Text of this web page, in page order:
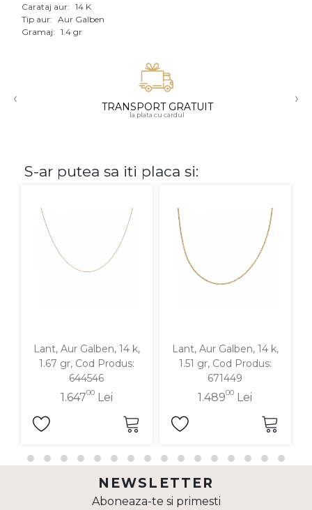
Aur mixt
18K
Cu pietre
Diamante
Carataj aur: 14 K
Tip aur: Aur Galben
Gramaj: 1.4 gr
‹ TRANSPORT GRATUIT
la plata cu cardul
›
S-ar putea sa iti placa si:
Lant, Aur Galben, 14 k,
1.67 gr, Cod Produs:
644546
1.64700Lei
Lant, Aur Galben, 14 k,
1.51 gr, Cod Produs:
671449
1.48900 Lei
NEWSLETTER
Aboneaza-te si primesti